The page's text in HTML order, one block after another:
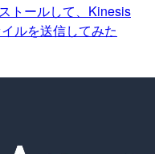
トールして、Kinesis
ルを送信してみた